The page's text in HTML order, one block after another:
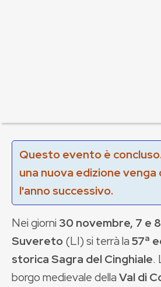
Questo evento è
una nuova edizione
l'anno successivo.
Nei giorni 30 novembre, 7 e 8
Suvereto(LI) si terrà la57ª
storica Sagra del Cinghiale.
borgo medievale dellaVal di